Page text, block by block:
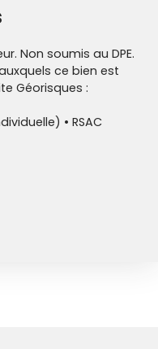
Non soumis au DPE.
ce bien est
Géorisques :
• RSAC